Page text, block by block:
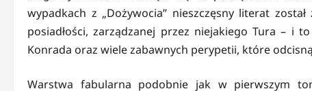
wypadkach z „Dożywocia” nieszczęsny literat
posiadłości, zarządzanej przez niejakiego Tura – i
Konrada oraz wiele zabawnych perypetii, które
Warstwa fabularna podobnie jak w pierwszym